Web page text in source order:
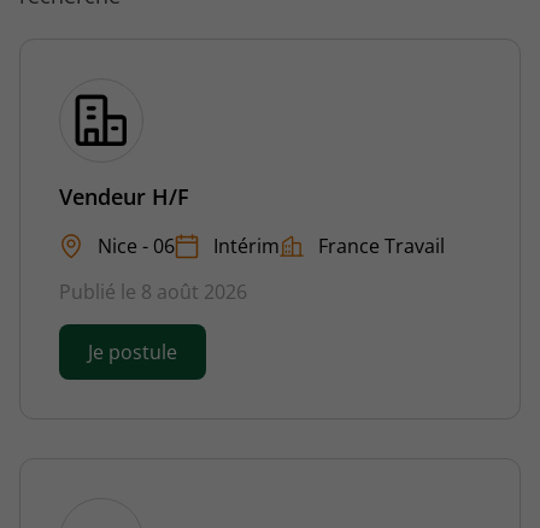
Vendeur H/F
Nice - 06 Intérim
France Travail
Publié le 8 août 2026
Je postule